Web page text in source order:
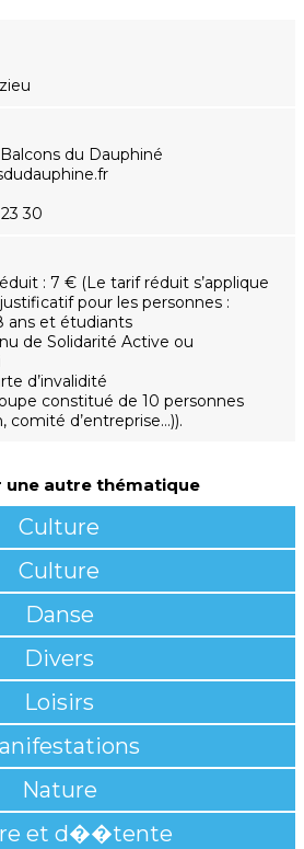
du Dauphiné
30
: 7 € (Le tarif réduit s’applique
pour les personnes :
ans et étudiants
de Solidarité Active ou
d’invalidité
constitué de 10 personnes
d’entreprise…)).
une autre thématique
Culture
Culture
Danse
Divers
Loisirs
Nature
et d��tente